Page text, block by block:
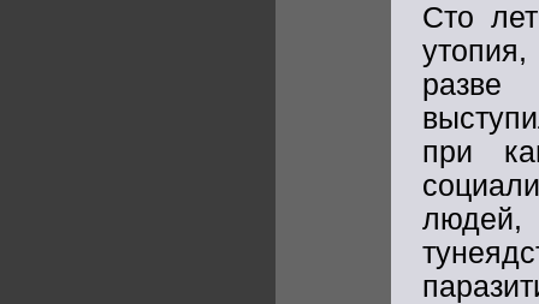
Сто
разве
при
людей,